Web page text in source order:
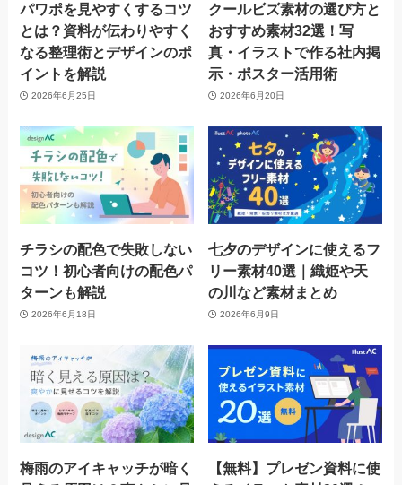
パワポを見やすくするコツ
とは？資料が伝わりやすく
なる整理術とデザインのポ
イントを解説
2026年6月25日
クールビズ素材の選び方と
おすすめ素材32選！写
真・イラストで作る社内掲
示・ポスター活用術
2026年6月20日
チラシの配色で失敗しない
コツ！初心者向けの配色パ
ターンも解説
2026年6月18日
七夕のデザインに使えるフ
リー素材40選｜織姫や天
の川など素材まとめ
2026年6月9日
梅雨のアイキャッチが暗く
【無料】プレゼン資料に使